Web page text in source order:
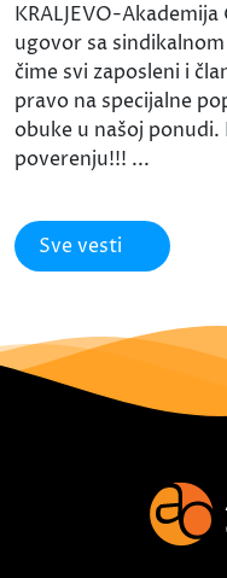
KRALJEVO-
ugovor sa sindikalnom
čime svi zaposleni i
pravo na specijalne
obuke u našoj ponudi.
poverenju!!! ...
Sve vesti